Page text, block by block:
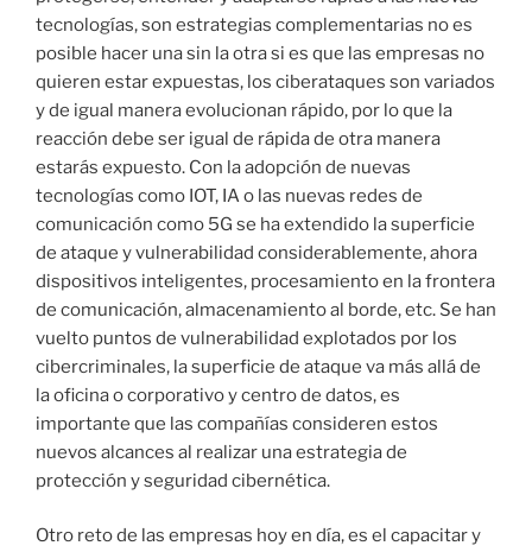
tecnologías, son estrategias complementarias no es
posible hacer una sin la otra si es que las empresas no
quieren estar expuestas, los ciberataques son variados
y de igual manera evolucionan rápido, por lo que la
reacción debe ser igual de rápida de otra manera
estarás expuesto. Con la adopción de nuevas
tecnologías como IOT, IA o las nuevas redes de
comunicación como 5G se ha extendido la superficie
de ataque y vulnerabilidad considerablemente, ahora
dispositivos inteligentes, procesamiento en la frontera
de comunicación, almacenamiento al borde, etc. Se han
vuelto puntos de vulnerabilidad explotados por los
cibercriminales, la superficie de ataque va más allá de
la oficina o corporativo y centro de datos, es
importante que las compañías consideren estos
nuevos alcances al realizar una estrategia de
protección y seguridad cibernética.
Otro reto de las empresas hoy en día, es el capacitar y